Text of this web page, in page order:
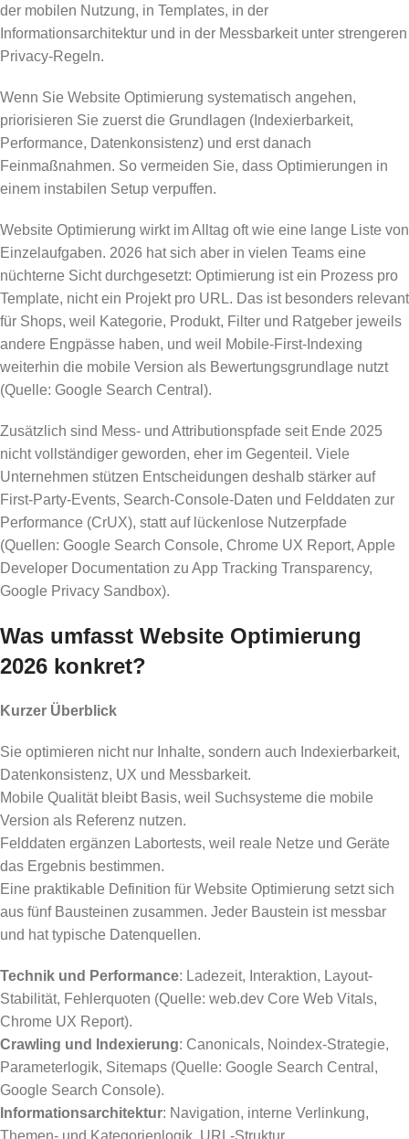
der mobilen Nutzung, in Templates, in der
Informationsarchitektur und in der Messbarkeit unter strengeren
Privacy-Regeln.
Wenn Sie Website Optimierung systematisch angehen,
priorisieren Sie zuerst die Grundlagen (Indexierbarkeit,
Performance, Datenkonsistenz) und erst danach
Feinmaßnahmen. So vermeiden Sie, dass Optimierungen in
einem instabilen Setup verpuffen.
Website Optimierung wirkt im Alltag oft wie eine lange Liste von
Einzelaufgaben. 2026 hat sich aber in vielen Teams eine
nüchterne Sicht durchgesetzt: Optimierung ist ein Prozess pro
Template, nicht ein Projekt pro URL. Das ist besonders relevant
für Shops, weil Kategorie, Produkt, Filter und Ratgeber jeweils
andere Engpässe haben, und weil Mobile-First-Indexing
weiterhin die mobile Version als Bewertungsgrundlage nutzt
(Quelle: Google Search Central).
Zusätzlich sind Mess- und Attributionspfade seit Ende 2025
nicht vollständiger geworden, eher im Gegenteil. Viele
Unternehmen stützen Entscheidungen deshalb stärker auf
First-Party-Events, Search-Console-Daten und Felddaten zur
Performance (CrUX), statt auf lückenlose Nutzerpfade
(Quellen: Google Search Console, Chrome UX Report, Apple
Developer Documentation zu App Tracking Transparency,
Google Privacy Sandbox).
Was umfasst Website Optimierung
2026 konkret?
Kurzer Überblick
Sie optimieren nicht nur Inhalte, sondern auch Indexierbarkeit,
Datenkonsistenz, UX und Messbarkeit.
Mobile Qualität bleibt Basis, weil Suchsysteme die mobile
Version als Referenz nutzen.
Felddaten ergänzen Labortests, weil reale Netze und Geräte
das Ergebnis bestimmen.
Eine praktikable Definition für Website Optimierung setzt sich
aus fünf Bausteinen zusammen. Jeder Baustein ist messbar
und hat typische Datenquellen.
Technik und Performance: Ladezeit, Interaktion, Layout-
Stabilität, Fehlerquoten (Quelle: web.dev Core Web Vitals,
Chrome UX Report).
Crawling und Indexierung: Canonicals, Noindex-Strategie,
Parameterlogik, Sitemaps (Quelle: Google Search Central,
Google Search Console).
Informationsarchitektur: Navigation, interne Verlinkung,
Themen- und Kategorienlogik, URL-Struktur.